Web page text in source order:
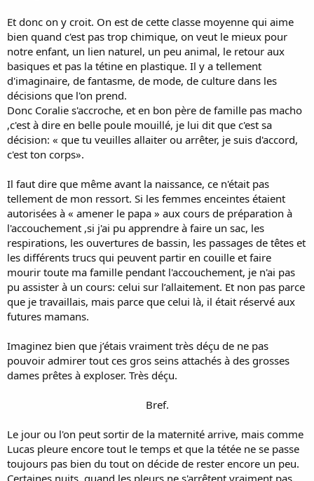
Et donc on y croit. On est de cette classe moyenne qui aime
bien quand c'est pas trop chimique, on veut le mieux pour
notre enfant, un lien naturel, un peu animal, le retour aux
basiques et pas la tétine en plastique. Il y a tellement
d'imaginaire, de fantasme, de mode, de culture dans les
décisions que l'on prend.
Donc Coralie s'accroche, et en bon père de famille pas macho
,c'est à dire en belle poule mouillé, je lui dit que c'est sa
décision: « que tu veuilles allaiter ou arrêter, je suis d'accord,
c'est ton corps».
Il faut dire que même avant la naissance, ce n'était pas
tellement de mon ressort. Si les femmes enceintes étaient
autorisées à « amener le papa » aux cours de préparation à
l'accouchement ,si j'ai pu apprendre à faire un sac, les
respirations, les ouvertures de bassin, les passages de têtes et
les différents trucs qui peuvent partir en couille et faire
mourir toute ma famille pendant l'accouchement, je n'ai pas
pu assister à un cours: celui sur l’allaitement. Et non pas parce
que je travaillais, mais parce que celui là, il était réservé aux
futures mamans.
Imaginez bien que j’étais vraiment très déçu de ne pas
pouvoir admirer tout ces gros seins attachés à des grosses
dames prêtes à exploser. Très déçu.
Bref.​
Le jour ou l'on peut sortir de la maternité arrive, mais comme
Lucas pleure encore tout le temps et que la tétée ne se passe
toujours pas bien du tout on décide de rester encore un peu.
Certaines nuits, quand les pleurs ne s'arrêtent vraiment pas,